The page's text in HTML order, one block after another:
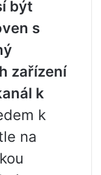
být
s
zařízení
k
k
na